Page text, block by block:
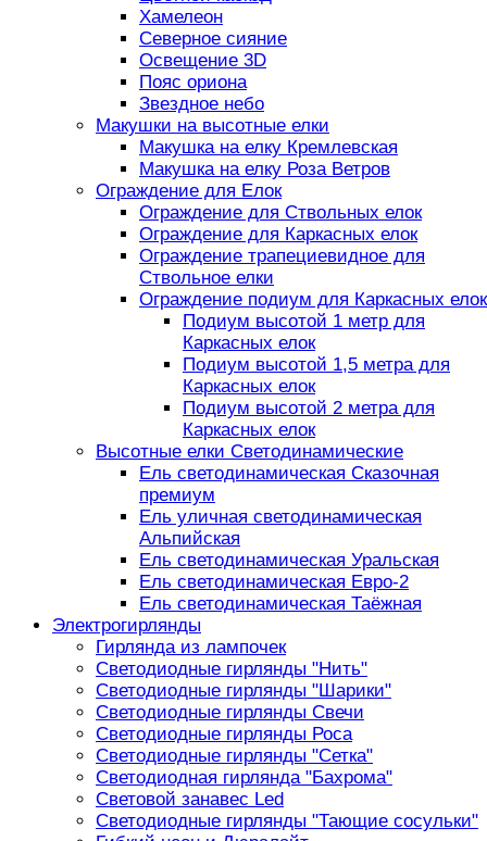
Хамелеон
Северное сияние
Освещение 3D
Пояс ориона
Звездное небо
Макушки на высотные елки
Макушка на елку Кремлевская
Макушка на елку Роза Ветров
Ограждение для Елок
Ограждение для Ствольных елок
Ограждение для Каркасных елок
Ограждение трапециевидное для
Ствольное елки
Ограждение подиум для Каркасных елок
Подиум высотой 1 метр для
Каркасных елок
Подиум высотой 1,5 метра для
Каркасных елок
Подиум высотой 2 метра для
Каркасных елок
Высотные елки Светодинамические
Ель светодинамическая Сказочная
премиум
Ель уличная светодинамическая
Альпийская
Ель светодинамическая Уральская
Ель светодинамическая Евро-2
Ель светодинамическая Таёжная
Электрогирлянды
Гирлянда из лампочек
Светодиодные гирлянды "Нить"
Светодиодные гирлянды "Шарики"
Светодиодные гирлянды Свечи
Светодиодные гирлянды Роса
Светодиодные гирлянды "Сетка"
Светодиодная гирлянда "Бахрома"
Световой занавес Led
Светодиодные гирлянды "Тающие сосульки"